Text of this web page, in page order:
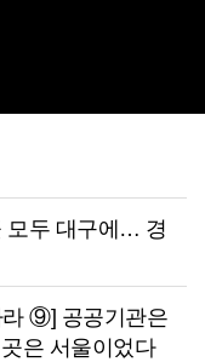
모두 대구에… 경
라 ⑨] 공공기관은
은 서울이었다